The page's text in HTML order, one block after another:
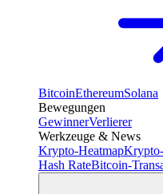
BitcoinEthereumSolana
Bewegungen
GewinnerVerlierer
Werkzeuge & News
Krypto-Heatmap
Hash RateBitcoin-